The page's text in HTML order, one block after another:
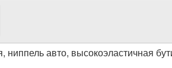
ниппель авто, высокоэластичная